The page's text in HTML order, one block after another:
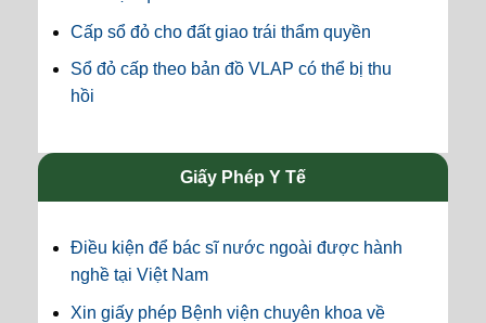
Cấp sổ đỏ cho đất giao trái thẩm quyền
Sổ đỏ cấp theo bản đồ VLAP có thể bị thu
hồi
Giấy Phép Y Tế
Điều kiện để bác sĩ nước ngoài được hành
nghề tại Việt Nam
Xin giấy phép Bệnh viện chuyên khoa về